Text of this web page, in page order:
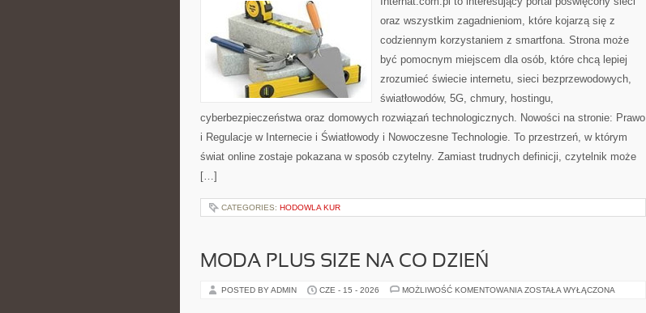
INTERNECIE
oraz wszystkim zagadnieniom, które kojarzą się z
codziennym korzystaniem z smartfona. Strona może
być pomocnym miejscem dla osób, które chcą lepiej
zrozumieć świecie internetu, sieci bezprzewodowych,
światłowodów, 5G, chmury, hostingu,
cyberbezpieczeństwa oraz domowych rozwiązań technologicznych. Nowości na stronie: Prawo
i Regulacje w Internecie i Światłowody i Nowoczesne Technologie. To przestrzeń, w którym
świat online zostaje pokazana w sposób czytelny. Zamiast trudnych definicji, czytelnik może
[…]
CATEGORIES: HODOWLA KUR
MODA PLUS SIZE NA CO DZIEŃ
POSTED BY ADMIN CZE - 15 - 2026 MOŻLIWOŚĆ KOMENTOWANIA MODA
ZOSTAŁA WYŁĄCZONA